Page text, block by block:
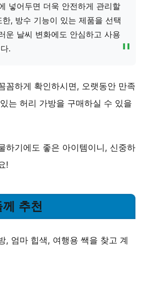
넣어두면 더욱 안전하게 관리할
한, 방수 기능이 있는 제품을 선택
운 날씨 변화에도 안심하고 사용
.
꼼하게 확인하시면, 오랫동안 만족
는 허리 가방을 구매하실 수 있을
하기에도 좋은 아이템이니, 신중하
!
추천
, 엄마 힙색, 여행용 쌕을 찾고 계